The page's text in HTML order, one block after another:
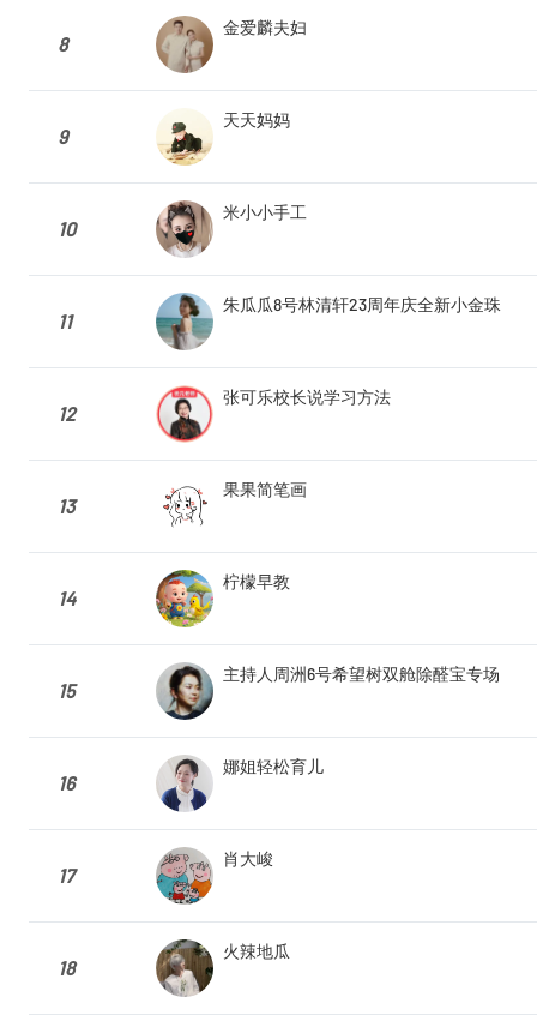
8
金爱麟夫妇
9
天天妈妈
10
米小小手工
11
朱瓜瓜8号林清轩23周年庆全新小金珠
12
张可乐校长说学习方法
13
果果简笔画
14
柠檬早教
15
主持人周洲6号希望树双舱除醛宝专场
16
娜姐轻松育儿
17
肖大峻
18
火辣地瓜